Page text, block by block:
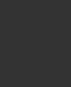
ГОРЛОВИНОЙ